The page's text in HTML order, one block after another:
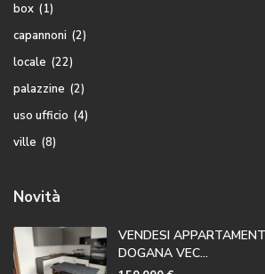
box (1)
capannoni (2)
locale (22)
palazzine (2)
uso ufficio (4)
ville (8)
Novità
VENDESI
DOGANA VEC...